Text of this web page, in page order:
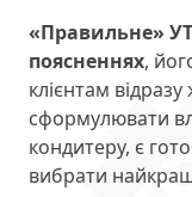
«Правильне»
поясненнях,
клієнтам
сформулювати
кондитеру, є
вибрати